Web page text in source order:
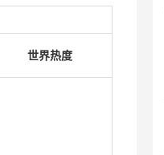
世界热度